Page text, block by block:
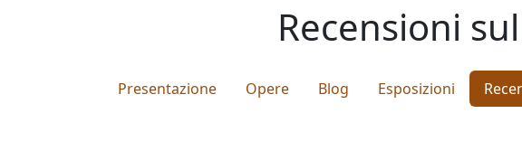
Recensioni
Presentazione Opere Blog Esposizioni